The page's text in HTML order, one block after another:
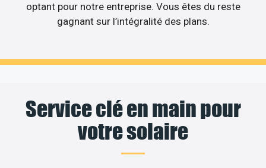
optant pour notre entreprise. Vous êtes du reste
gagnant sur l’intégralité des plans.
Service clé en main pour
votre solaire